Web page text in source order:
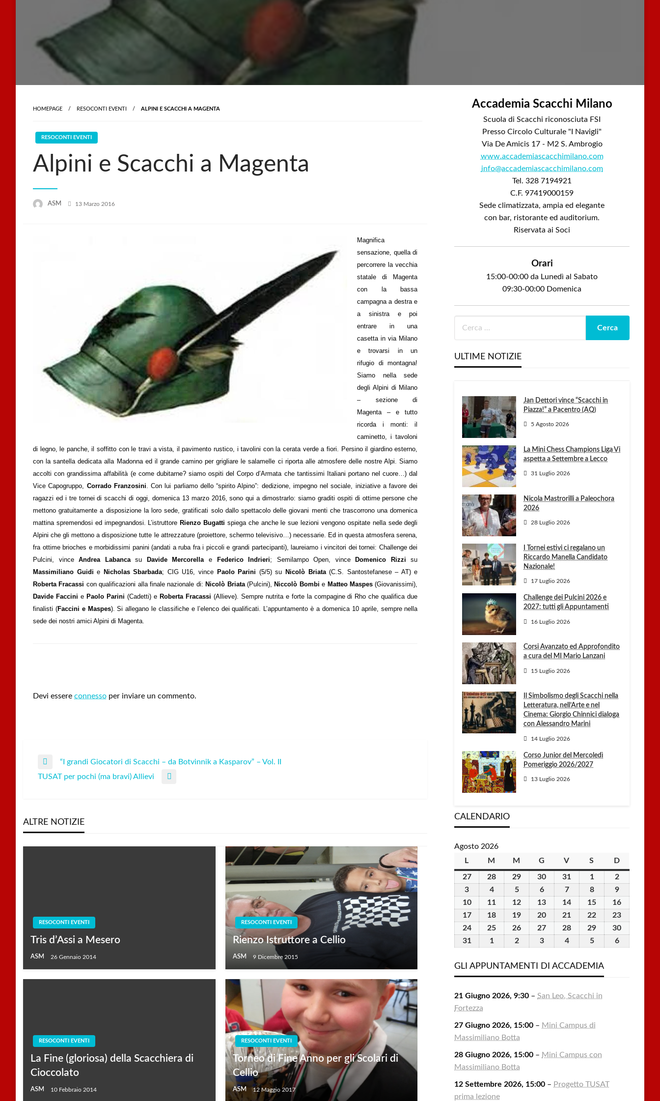
HOMEPAGE RESOCONTI EVENTI ALPINI E SCACCHI A MAGENTA
RESOCONTI EVENTI
Alpini e Scacchi a Magenta
ASM
Posted
13 Marzo 2016
Magnifica
sensazione, quella di
percorrere la vecchia
statale di Magenta
con la bassa
campagna a destra e
a sinistra e poi
entrare in una
casetta in via Milano
e trovarsi in un
rifugio di montagna!
Siamo nella sede
degli Alpini di Milano
– sezione di
Magenta – e tutto
ricorda i monti: il
caminetto, i tavoloni
di legno, le panche, il soffitto con le travi a vista, il pavimento rustico, i tavolini con la cerata verde a fiori. Persino il giardino esterno,
con la santella dedicata alla Madonna ed il grande camino per grigliare le salamelle ci riporta alle atmosfere delle nostre Alpi. Siamo
accolti con grandissima affabilità (e come dubitarne? siamo ospiti del Corpo d’Armata che tantissimi Italiani portano nel cuore…) dal
Vice Capogruppo, Corrado Franzosini. Con lui parliamo dello “spirito Alpino”: dedizione, impegno nel sociale, iniziative a favore dei
ragazzi ed i tre tornei di scacchi di oggi, domenica 13 marzo 2016, sono qui a dimostrarlo: siamo graditi ospiti di ottime persone che
mettono gratuitamente a disposizione la loro sede, gratificati solo dallo spettacolo delle giovani menti che trascorrono una domenica
mattina spremendosi ed impegnandosi. L’istruttore Rienzo Bugatti spiega che anche le sue lezioni vengono ospitate nella sede degli
Alpini che gli mettono a disposizione tutte le attrezzature (proiettore, schermo televisivo…) necessarie. Ed in questa atmosfera serena,
fra ottime brioches e morbidissimi panini (andati a ruba fra i piccoli e grandi partecipanti), laureiamo i vincitori dei tornei: Challenge dei
Pulcini, vinceAndrea Labancasu Davide Mercorellae Federico Indrieri; Semilampo Open, vince Domenico Rizzi su
Massimiliano Guidi e Nicholas Sbarbada; CIG U16, vince Paolo Parini (5/5) su Nicolò Briata(C.S. Santostefanese – AT) e
Roberta Fracassi con qualificazioni alla finale nazionale di: Nicolò Briata(Pulcini), Niccolò Bombi e Matteo Maspes (Giovanissimi),
Davide Faccini e Paolo Parini (Cadetti) e Roberta Fracassi (Allieve). Sempre nutrita e forte la compagine di Rho che qualifica due
finalisti (Faccini e Maspes). Si allegano le classifiche e l’elenco dei qualificati. L’appuntamento è a domenica 10 aprile, sempre nella
sede dei nostri amici Alpini di Magenta.
Devi essere connesso per inviare un commento.
Navigazione
Previous
Post
“I grandi Giocatori di Scacchi – da Botvinnik a Kasparov” – Vol. II
TUSAT per pochi (ma bravi) Allievi
ALTRE NOTIZIE
RESOCONTI EVENTI
Tris d’Assi a Mesero
ASM 26 Gennaio 2014
RESOCONTI EVENTI
Rienzo Istruttore a Cellio
ASM 9 Dicembre 2015
RESOCONTI EVENTI
La Fine (gloriosa) della Scacchiera di
Cioccolato
ASM 10 Febbraio 2014
RESOCONTI EVENTI
Torneo di Fine Anno per gli Scolari di
Cellio
ASM 12 Maggio 2017
Accademia Scacchi Milano
Scuola di Scacchi riconosciuta FSI
Presso Circolo Culturale "I Navigli"
Via De Amicis 17 - M2 S. Ambrogio
www.accademiascacchimilano.com
info@accademiascacchimilano.com
Tel. 328 7194921
C.F. 97419000159
Sede climatizzata, ampia ed elegante
con bar, ristorante ed auditorium.
Riservata ai Soci
Orari
15:00-00:00 da Lunedì al Sabato
09:30-00:00 Domenica
ULTIME NOTIZIE
Jan Dettori vince “Scacchi in
Piazza!” a Pacentro (AQ)
5 Agosto 2026
La Mini Chess Champions Liga Vi
aspetta a Settembre a Lecco
31 Luglio 2026
Nicola Mastrorilli a Paleochora
2026
28 Luglio 2026
I Tornei estivi ci regalano un
Riccardo Manella Candidato
Nazionale!
17 Luglio 2026
Challenge dei Pulcini 2026 e
2027: tutti gli Appuntamenti
16 Luglio 2026
Corsi Avanzato ed Approfondito
a cura del MI Mario Lanzani
15 Luglio 2026
Il Simbolismo degli Scacchi nella
Letteratura, nell’Arte e nel
Cinema: Giorgio Chinnici dialoga
con Alessandro Marini
14 Luglio 2026
Corso Junior del Mercoledì
Pomeriggio 2026/2027
13 Luglio 2026
CALENDARIO
Agosto 2026
L lunedìM martedì
M mercoledì
G giovedì
V venerdì
S sabatoDdomenica
2727
Luglio
2026
28
Luglio
2026
29
Luglio
2026
30
Luglio
2026
31
Luglio
2026
11
Agosto
2026
22
Agosto
2026
3
Agosto
2026
44
Agosto
2026
55
Agosto
2026
66
Agosto
2026
77
Agosto
2026
88
Agosto
2026
99
Agosto
2026
1010
Agosto
2026
11
Agosto
2026
12
Agosto
2026
13
Agosto
2026
14
Agosto
2026
15
Agosto
2026
16
1717
Agosto
18
Agosto
19
Agosto
20
Agosto
21
Agosto
22
Agosto
23
2424
Agosto
25
Agosto
26
Agosto
27
Agosto
28
Agosto
29
Agosto
30
3131
2026
11
2026
22
2026
33
2026
44
2026
55
2026
66
GLI APPUNTAMENTI DI ACCADEMIA
21 Giugno 2026, 9:30 –San Leo, Scacchi in
Fortezza
27 Giugno 2026, 15:00 – Mini Campus di
Massimiliano Botta
28 Giugno 2026, 15:00 – Mini Campus con
Massimiliano Botta
12 Settembre 2026, 15:00 – Progetto TUSAT
prima lezione